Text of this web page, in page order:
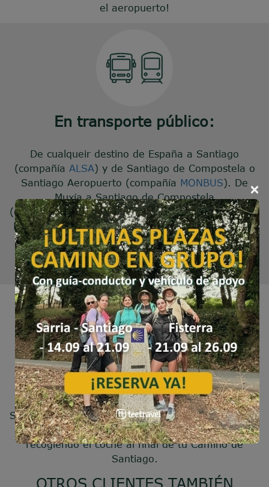
el aeropuerto!
En transporte público:
De cualqueir destino de España a Santiago
(compañía ALSA) y de Santiago de Compostela o
Santiago Aeropuerto (compañía MONBUS). De
Muxía a Santiago de Compostela
(compañíaMONBUS). Si lo deseas, puedes ir hasta
Muxía para comenzar tus 100 km hasta Santiago.
Para ello, puedes tomar un bus desde Santiago
(Autocares FERRÍN) o Vigo (compañíaMONBUS),
desde A Coruña (AutocaresARRIVA)
En coche:
Si quieres viajar en tu propio coche puedes dejarlo
en Muxía o en Santiago de Compostela,
recogiendo el coche al final de tu Camino de
Santiago.
OTROS CLIENTES TAMBIÉN
×